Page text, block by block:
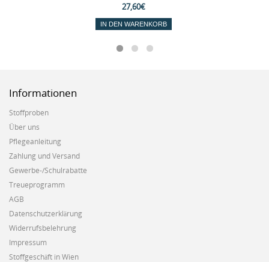
27,60€
IN DEN WARENKORB
Informationen
Stoffproben
Über uns
Pflegeanleitung
Zahlung und Versand
Gewerbe-/Schulrabatte
Treueprogramm
AGB
Datenschutzerklärung
Widerrufsbelehrung
Impressum
Stoffgeschäft in Wien